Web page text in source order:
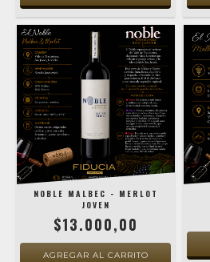
NOBLE MALBEC - MERLOT
JOVEN
$13.000,00